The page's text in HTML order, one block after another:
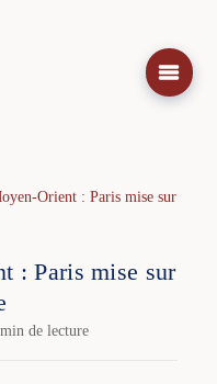
Orient : Paris mise sur
: Paris mise sur
de lecture